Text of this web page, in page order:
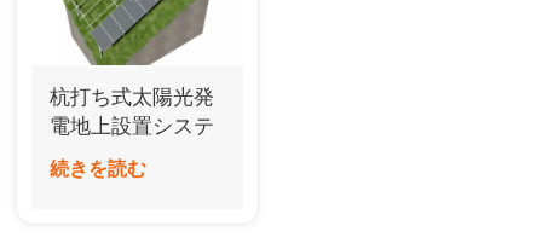
Português
한국어
بالعربية
杭打ち式太陽光発
電地上設置システ
ム（傾斜地向け）
続きを読む